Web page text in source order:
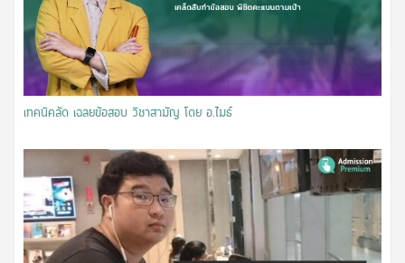
เทคนิคลัด เฉลยข้อสอบ วิชาสามัญ โดย อ.ไมธ์